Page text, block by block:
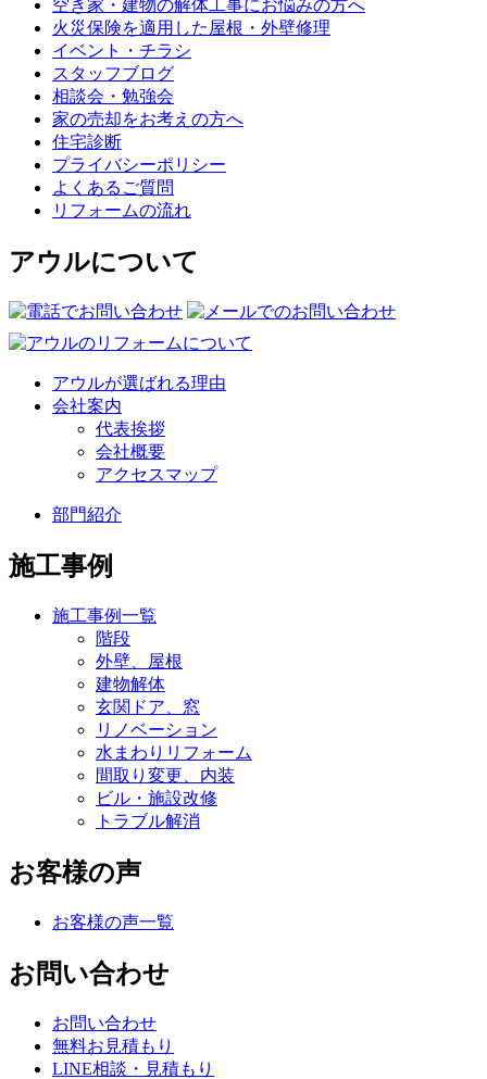
空き家・建物の解体工事にお悩みの方へ
火災保険を適用した屋根・外壁修理
イベント・チラシ
スタッフブログ
相談会・勉強会
家の売却をお考えの方へ
住宅診断
プライバシーポリシー
よくあるご質問
リフォームの流れ
アウルについて
アウルが選ばれる理由
会社案内
代表挨拶
会社概要
アクセスマップ
部門紹介
施工事例
施工事例一覧
階段
外壁、屋根
建物解体
玄関ドア、窓
リノベーション
水まわりリフォーム
間取り変更、内装
ビル・施設改修
トラブル解消
お客様の声
お客様の声一覧
お問い合わせ
お問い合わせ
無料お見積もり
LINE相談・見積もり